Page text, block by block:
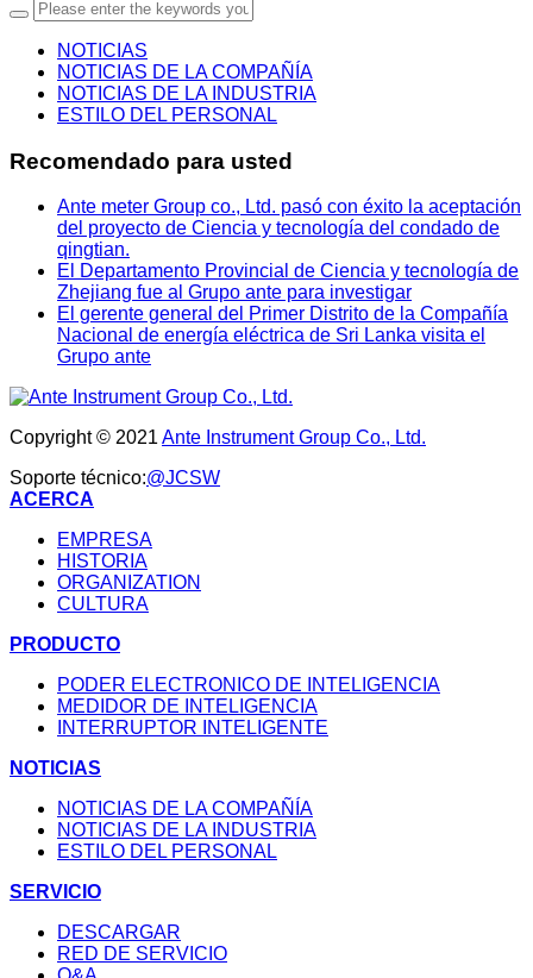
NOTICIAS
NOTICIAS DE LA COMPAÑÍA
NOTICIAS DE LA INDUSTRIA
ESTILO DEL PERSONAL
Recomendado para usted
Ante meter Group co., Ltd. pasó con éxito la aceptación
del proyecto de Ciencia y tecnología del condado de
qingtian.
El Departamento Provincial de Ciencia y tecnología de
Zhejiang fue al Grupo ante para investigar
El gerente general del Primer Distrito de la Compañía
Nacional de energía eléctrica de Sri Lanka visita el
Grupo ante
Copyright © 2021 Ante Instrument Group Co., Ltd.
Soporte técnico:@JCSW
ACERCA
EMPRESA
HISTORIA
ORGANIZATION
CULTURA
PRODUCTO
PODER ELECTRONICO DE INTELIGENCIA
MEDIDOR DE INTELIGENCIA
INTERRUPTOR INTELIGENTE
NOTICIAS
NOTICIAS DE LA COMPAÑÍA
NOTICIAS DE LA INDUSTRIA
ESTILO DEL PERSONAL
SERVICIO
DESCARGAR
RED DE SERVICIO